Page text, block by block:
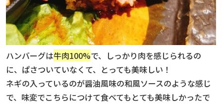
ハンバーグは牛肉100%で、しっかり肉を感じられるの
に、ぱさついていなくて、とっても美味しい！
ネギの入っているのが醤油風味の和風ソースのような感じ
で、味変でこちらにつけて食べてもとても美味しかったで